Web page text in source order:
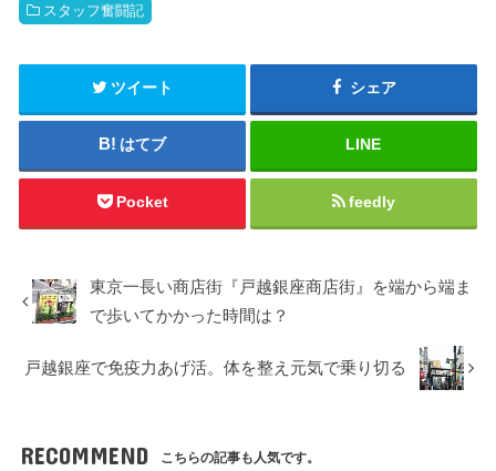
スタッフ奮闘記
ツイート シェア
はてブ LINE
Pocket feedly
東京一長い商店街『戸越銀座商店街』を端から端ま
で歩いてかかった時間は？
戸越銀座で免疫力あげ活。体を整え元気で乗り切る
RECOMMEND こちらの記事も人気です。